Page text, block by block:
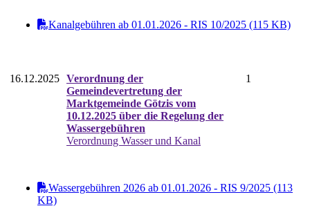
Kanalgebühren ab 01.01.2026 - RIS 10/2025 (115 KB)
16.12.2025 Verordnung der
Gemeindevertretung der
Marktgemeinde Götzis vom
10.12.2025 über die Regelung der
Wassergebühren
Verordnung Wasser und Kanal
1
Wassergebühren 2026 ab 01.01.2026 - RIS 9/2025 (113
KB)